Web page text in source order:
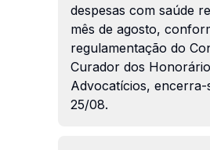
despesas com saúde
mês de agosto,
regulamentação do
Curador dos
Advocatícios, encerra-
25/08.